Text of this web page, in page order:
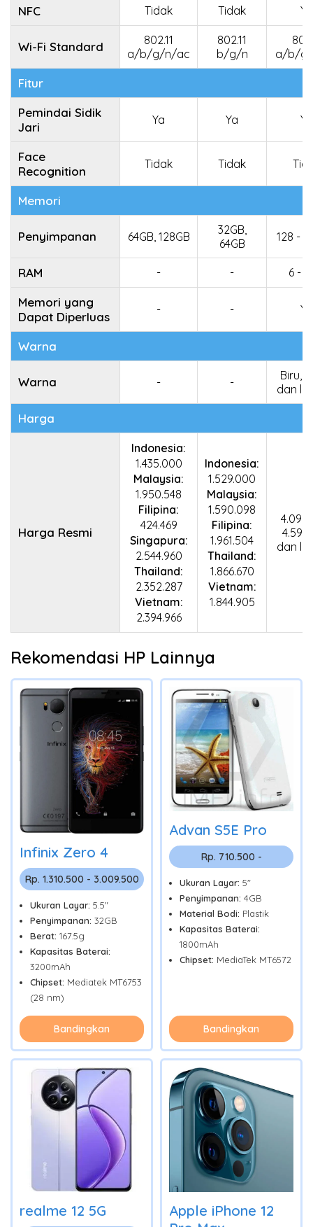
NFC Tidak Tidak Ya
Wi-Fi Standard
802.11
a/b/g/n/ac
802.11
b/g/n
a/b/
Fitur
Pemindai Sidik
Jari
Ya Ya Ya
Face
Recognition
Tidak Tidak
Memori
Penyimpanan 64GB, 128GB
32GB,
64GB
128 -
RAM - - 6 -
Memori yang
Dapat Diperluas
- - Ya
Warna
Warna - -
Biru,
dan
Harga
Harga Resmi
Indonesia:
1.435.000
Malaysia:
1.950.548
Filipina:
424.469
Singapura:
2.544.960
Thailand:
2.352.287
Vietnam:
2.394.966
Indonesia:
1.529.000
Malaysia:
1.590.098
Filipina:
1.961.504
Thailand:
1.866.670
Vietnam:
1.844.905
dan
Rekomendasi HP Lainnya
Infinix Zero 4
Rp. 1.310.500 - 3.009.500
Ukuran Layar: 5.5"
Penyimpanan: 32GB
Berat: 167.5g
Kapasitas Baterai:
3200mAh
Chipset: Mediatek MT6753
(28 nm)
Bandingkan
Advan S5E Pro
Rp. 710.500 -
Ukuran Layar: 5"
Penyimpanan: 4GB
Material Bodi: Plastik
Kapasitas Baterai:
1800mAh
Chipset: MediaTek MT6572
Bandingkan
realme 12 5G
Apple iPhone 12